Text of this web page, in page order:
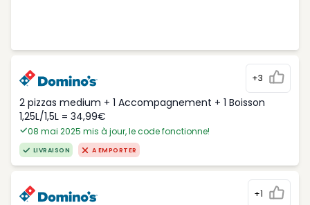
+3
2 pizzas medium + 1 Accompagnement + 1 Boisson
1,25L/1,5L = 34,99€
08 mai 2025 mis à jour, le code fonctionne!
LIVRAISON A EMPORTER
+1